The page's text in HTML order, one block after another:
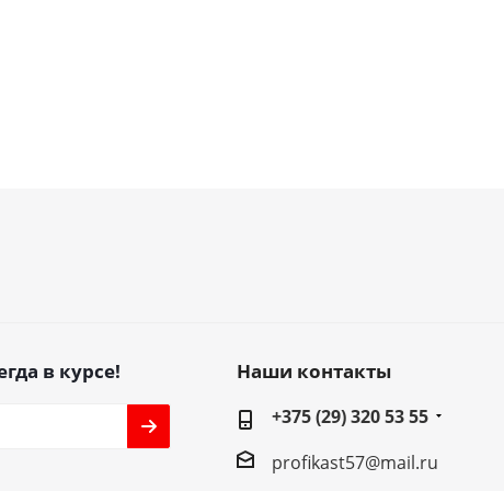
в курсе! Наши контакты
+375 (29) 320 53 55
profikast57@mail.ru